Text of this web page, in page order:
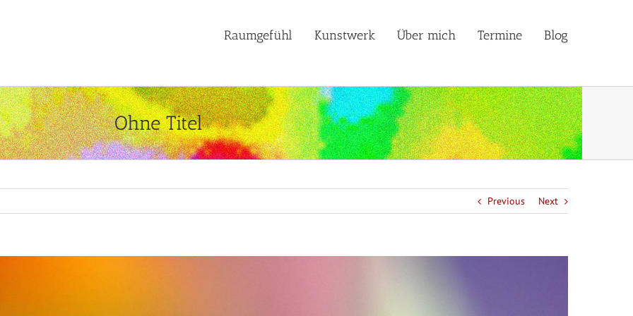
Raumgefühl Kunstwerk Über mich Termine Blog
Ohne Titel
Previous Next